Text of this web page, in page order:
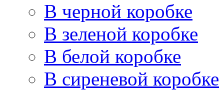
В черной коробке
В зеленой коробке
В белой коробке
В сиреневой коробке